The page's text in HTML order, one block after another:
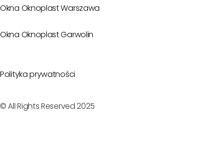
Okna Oknoplast Warszawa
Okna Oknoplast Garwolin
Polityka prywatności
© All Rights Reserved 2025